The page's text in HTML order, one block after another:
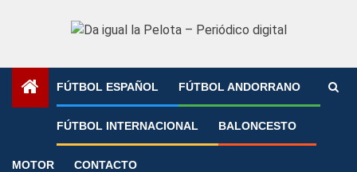
FÚTBOL ESPAÑOL FÚTBOL ANDORRANO
FÚTBOL INTERNACIONAL BALONCESTO
MOTOR CONTACTO
»
Aldaia